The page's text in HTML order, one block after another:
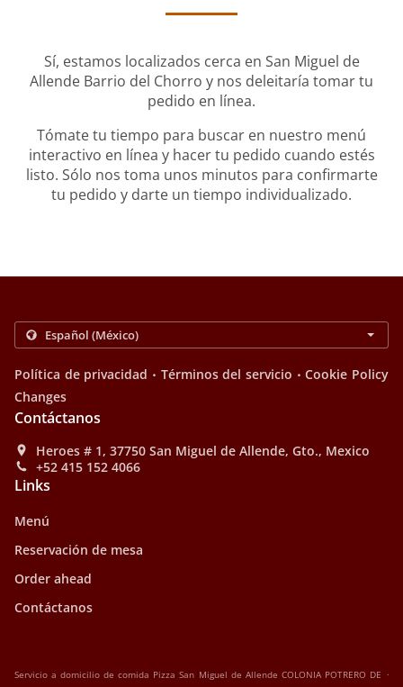
Sí, estamos localizados cerca en San Miguel de
Allende Barrio del Chorro y nos deleitaría tomar tu
pedido en línea.
Tómate tu tiempo para buscar en nuestro menú
interactivo en línea y hacer tu pedido cuando estés
listo. Sólo nos toma unos minutos para confirmarte
tu pedido y darte un tiempo individualizado.
Política de privacidad . Términos del servicio . Cookie Policy
Changes
Contáctanos
Heroes # 1, 37750 San Miguel de Allende, Gto., Mexico
+52 415 152 4066
Links
Menú
Reservación de mesa
Order ahead
Contáctanos
Servicio a domicilio de comida Pizza San Miguel de Allende COLONIA POTRERO DE .